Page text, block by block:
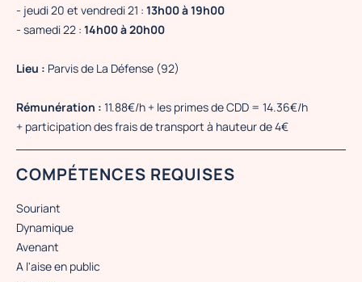
- jeudi 20 et vendredi 21 : 13h00 à 19h00
- samedi 22 : 14h00 à 20h00
Lieu : Parvis de La Défense (92)
Rémunération : 11.88€/h + les primes de CDD = 14.36€/h
+ participation des frais de transport à hauteur de 4€
COMPÉTENCES REQUISES
Souriant
Dynamique
Avenant
A l'aise en public